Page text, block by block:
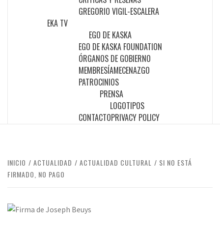
GREGORIO VIGIL-ESCALERA
EKA TV
EGO DE KASKA
EGO DE KASKA FOUNDATION
ÓRGANOS DE GOBIERNO
MEMBRESÍAMECENAZGO
PATROCINIOS
PRENSA
LOGOTIPOS
CONTACTOPRIVACY POLICY
INICIO ACTUALIDAD ACTUALIDAD CULTURAL
SI NO ESTÁ
FIRMADO, NO PAGO